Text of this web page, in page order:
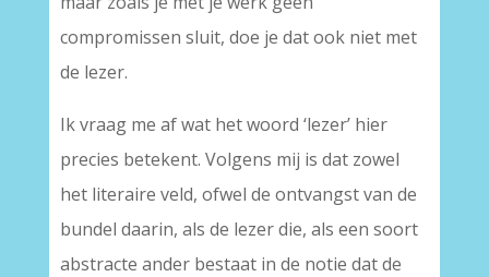
compromissen sluit, doe je dat ook niet met
de lezer.
Ik vraag me af wat het woord ‘lezer’ hier
precies betekent. Volgens mij is dat zowel
het literaire veld, ofwel de ontvangst van de
bundel daarin, als de lezer die, als een soort
abstracte ander bestaat in de notie dat de